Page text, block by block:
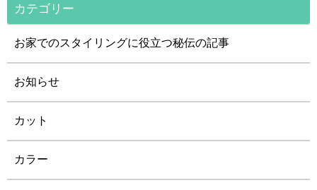
カテゴリー
お家でのスタイリングに役立つ秘伝の記事
お知らせ
カット
カラー